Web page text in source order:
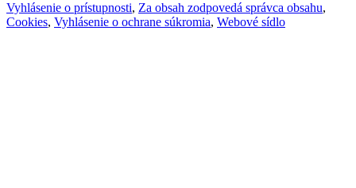
Vyhlásenie o prístupnosti, Za obsah zodpovedá správca obsahu,
Cookies, Vyhlásenie o ochrane súkromia, Webové sídlo